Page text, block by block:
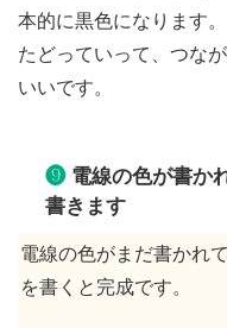
本的に黒色になります
たどっていって、つな
いいです。
❾電線の色が書か
書きます
電線の色がまだ書かれ
を書くと完成です。